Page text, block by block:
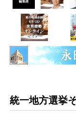
統一地方選挙